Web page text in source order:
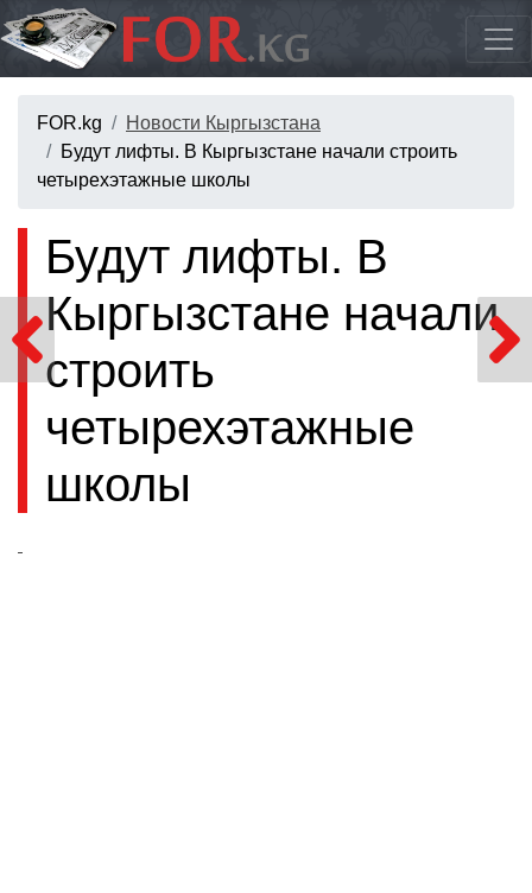
FOR.kg
Новости Кыргызстана
Будут лифты. В Кыргызстане начали строить
четырехэтажные школы
Будут лифты. В
Кыргызстане начали
строить
четырехэтажные
школы